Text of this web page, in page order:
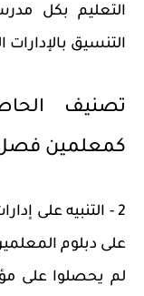
التعليم بكل
التنسيق بالإدارات
تصنيف
كمعلمين
2 - التنبيه على
على دبلوم
لم يحصلوا على